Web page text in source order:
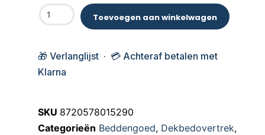
Toevoegen aan winkelwagen
🎁 Verlanglijst · 💳 Achteraf betalen met
Klarna
SKU 8720578015290
Categorieën Beddengoed, Dekbedovertrek,